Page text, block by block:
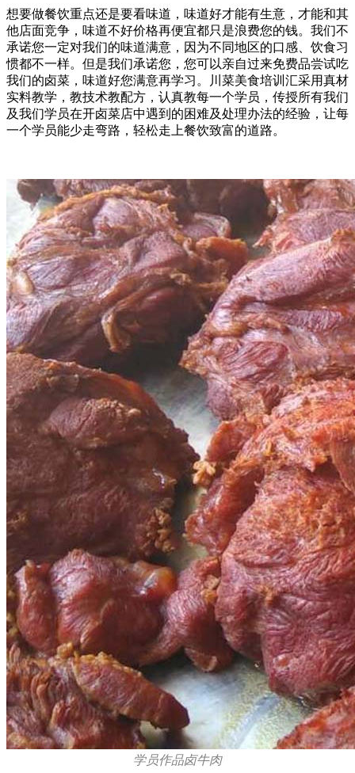
想要做餐饮重点还是要看味道，味道好才能有生意，才能和其
他店面竞争，味道不好价格再便宜都只是浪费您的钱。我们不
承诺您一定对我们的味道满意，因为不同地区的口感、饮食习
惯都不一样。但是我们承诺您，您可以亲自过来免费品尝试吃
我们的卤菜，味道好您满意再学习。川菜美食培训汇采用真材
实料教学，教技术教配方，认真教每一个学员，传授所有我们
及我们学员在开卤菜店中遇到的困难及处理办法的经验，让每
一个学员能少走弯路，轻松走上餐饮致富的道路。
学员作品卤牛肉